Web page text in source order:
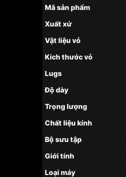
Mã sản phẩm
Xuất xứ
Vật liệu vỏ
Kích thước vỏ
Lugs
Độ dày
Trọng lượng
Chất liệu kính
Bộ sưu tập
Giới tính
Loại máy